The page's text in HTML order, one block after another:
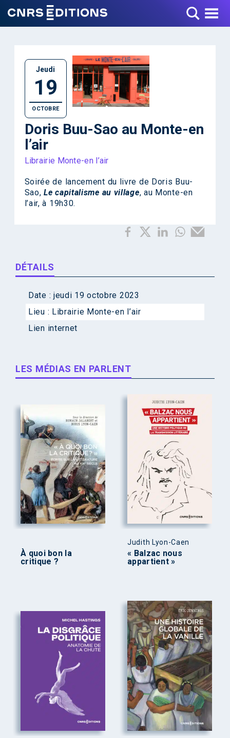
Toggle Menu
Jeudi
19
OCTOBRE
Doris Buu-Sao au Monte-en
l’air
Librairie Monte-en l’air
Soirée de lancement du livre de Doris Buu-
Sao,Le capitalisme au village, au Monte-en
l’air, à 19h30.
DÉTAILS
Date : jeudi 19 octobre 2023
Lieu : Librairie Monte-en l’air
Lien internet
LES MÉDIAS EN PARLENT
À quoi bon la
critique ?
Judith Lyon-Caen
« Balzac nous
appartient »